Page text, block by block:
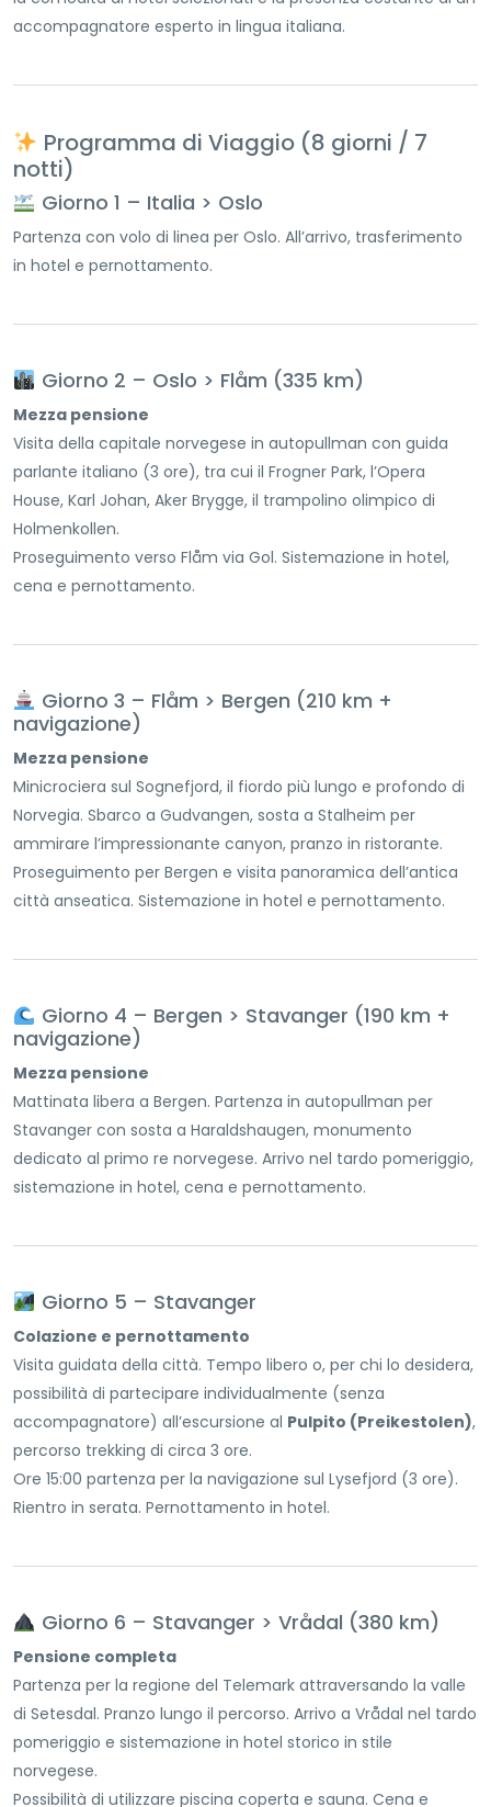
accompagnatore esperto in lingua italiana.
Programma di Viaggio (8 giorni / 7
notti)
Giorno 1 – Italia > Oslo
Partenza con volo di linea per Oslo. All’arrivo, trasferimento
in hotel e pernottamento.
Giorno 2 – Oslo > Flåm (335 km)
Mezza pensione
Visita della capitale norvegese in autopullman con guida
parlante italiano (3 ore), tra cui il Frogner Park, l’Opera
House, Karl Johan, Aker Brygge, il trampolino olimpico di
Holmenkollen.
Proseguimento verso Flåm via Gol. Sistemazione in hotel,
cena e pernottamento.
Giorno 3 – Flåm > Bergen (210 km +
navigazione)
Mezza pensione
Minicrociera sul Sognefjord, il fiordo più lungo e profondo di
Norvegia. Sbarco a Gudvangen, sosta a Stalheim per
ammirare l’impressionante canyon, pranzo in ristorante.
Proseguimento per Bergen e visita panoramica dell’antica
città anseatica. Sistemazione in hotel e pernottamento.
Giorno 4 – Bergen > Stavanger (190 km +
navigazione)
Mezza pensione
Mattinata libera a Bergen. Partenza in autopullman per
Stavanger con sosta a Haraldshaugen, monumento
dedicato al primo re norvegese. Arrivo nel tardo pomeriggio,
sistemazione in hotel, cena e pernottamento.
Giorno 5 – Stavanger
Colazione e pernottamento
Visita guidata della città. Tempo libero o, per chi lo desidera,
possibilità di partecipare individualmente (senza
accompagnatore) all’escursione al Pulpito (Preikestolen),
percorso trekking di circa 3 ore.
Ore 15:00 partenza per la navigazione sul Lysefjord (3 ore).
Rientro in serata. Pernottamento in hotel.
Giorno 6 – Stavanger > Vrådal (380 km)
Pensione completa
Partenza per la regione del Telemark attraversando la valle
di Setesdal. Pranzo lungo il percorso. Arrivo a Vrådal nel tardo
pomeriggio e sistemazione in hotel storico in stile
norvegese.
Possibilità di utilizzare piscina coperta e sauna. Cena e